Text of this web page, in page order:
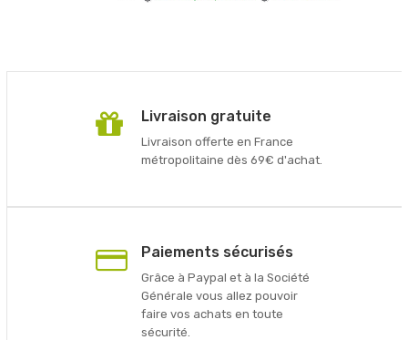
Livraison gratuite
Livraison offerte en France
métropolitaine dès 69€ d'achat.
Paiements sécurisés
Grâce à Paypal et à la Société
Générale vous allez pouvoir
faire vos achats en toute
sécurité.